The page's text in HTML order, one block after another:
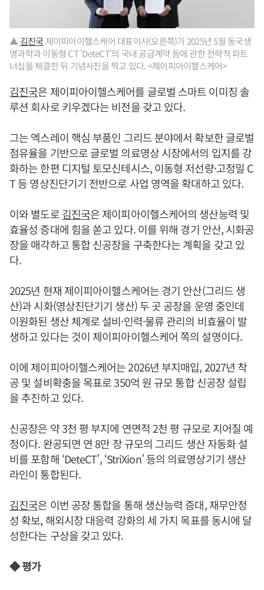
▲ 김진국 제이피아이헬스케어 대표이사(오른쪽)가 2025년 5월 동국생
명과학과 이동형 CT 'DeteCT'의 국내 공급계약 등에 관한 전략적 파트
너십을 체결한 뒤 기념사진을 찍고 있다. <제이피아이헬스케어>
김진국은 제이피아이헬스케어를 글로벌 스마트 이미징 솔
루션 회사로 키우겠다는 비전을 갖고 있다.
그는 엑스레이 핵심 부품인 그리드 분야에서 확보한 글로벌
점유율을 기반으로 글로벌 의료영상 시장에서의 입지를 강
화하는 한편 디지털 토모신테시스, 이동형 저선량·고정밀 C
T 등 영상진단기기 전반으로 사업 영역을 확대하고 있다.
이와 별도로김진국은 제이피아이헬스케어의 생산능력 및
효율성 증대에 힘을 쏟고 있다. 이를 위해 경기 안산, 시화공
장을 매각하고 통합 신공장을 구축한다는 계획을 갖고 있
다.
2025년 현재 제이피아이헬스케어는 경기 안산(그리드 생
산)과 시화(영상진단기기 생산) 두 곳 공장을 운영 중인데
이원화된 생산 체계로 설비·인력·물류 관리의 비효율이 발
생하고 있다는 것이 제이피아이헬스케어 쪽의 설명이다.
이에 제이피아이헬스케어는 2026년 부지매입, 2027년 착
공 및 설비확충을 목표로 350억 원 규모 통합 신공장 설립
을 추진하고 있다.
신공장은 약 3천 평 부지에 연면적 2천 평 규모로 지어질 예
정이다. 완공되면 연 8만 장 규모의 그리드 생산 자동화 설
비를 포함해 ‘DeteCT’, ‘StriXion’ 등의 의료영상기기 생산
라인이 통합된다.
김진국은 이번 공장 통합을 통해 생산능력 증대, 재무안정
성 확보, 해외시장 대응력 강화의 세 가지 목표를 동시에 달
성한다는 구상을 갖고 있다.
◆ 평가